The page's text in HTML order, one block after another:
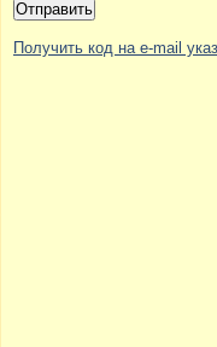
Получить код на e-mail